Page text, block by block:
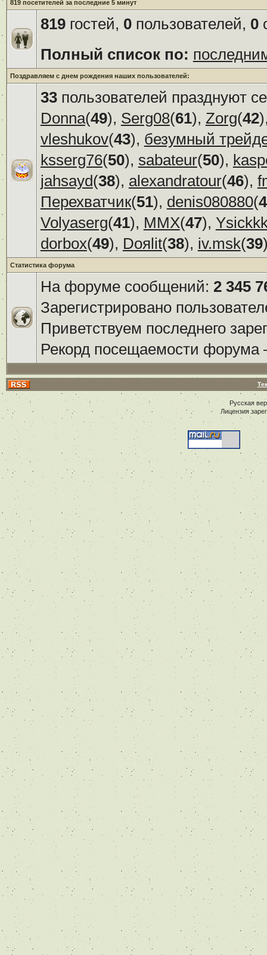
819 посетителей за последние 5 минут
819гостей, 0пользователей, 0
Полный список по:
Поздравляем с днем рождения наших пользователей:
33пользователей празднуют
Donna(49), Serg08(61), Zorg(42
vleshukov(43), безумный
ksserg76(50), sabateur(50),
jahsayd(38), alexandratour(46),
Перехватчик(51), denis080880(
Volyaserg(41), ММХ(47),
dorbox(49), Doяlit(38), iv.msk(39
Статистика форума
На форуме сообщений: 2 345
Зарегистрировано
Приветствуем последнего
Рекорд посещаемости
Русская
Лицензия